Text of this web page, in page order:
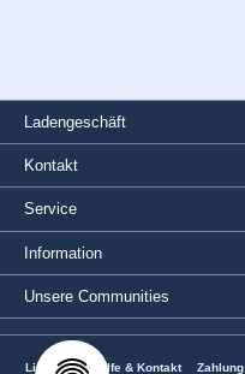
Ladengeschäft
Service
Information
Kontakt
Unsere Communities
Lieferung Hilfe & Kontakt Zahlung